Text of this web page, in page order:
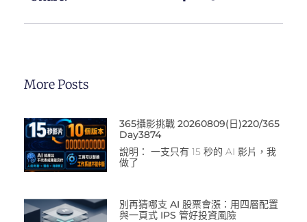
More Posts
365攝影挑戰 20260809(日)220/365
Day3874
說明： 一支只有 15 秒的 AI 影片，我
做了
別再猜哪支 AI 股票會漲：用四層配置
與一頁式 IPS 管好投資風險